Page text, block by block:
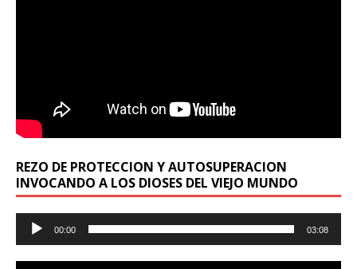
REZO DE PROTECCION Y AUTOSUPERACION
INVOCANDO A LOS DIOSES DEL VIEJO MUNDO
Reproductor
00:00 03:08